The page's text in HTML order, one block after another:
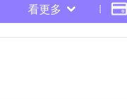
看更多